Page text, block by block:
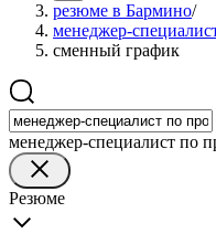
резюме в Бармино/
менеджер-
сменный график
менеджер-специалист по
Резюме